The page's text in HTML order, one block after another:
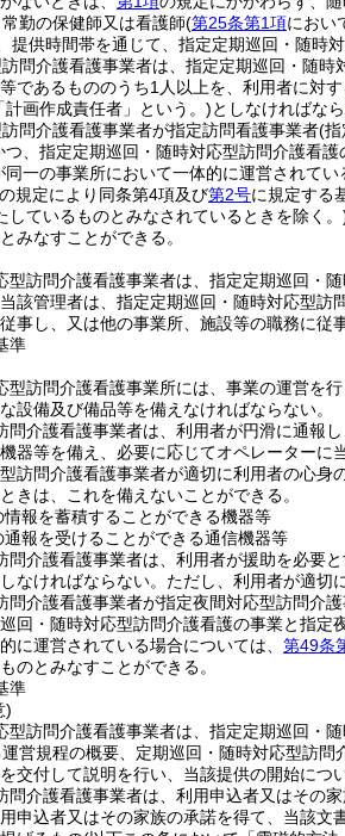
勤の保健師又は看護師(第25条第1項におい
提供時間帯を通じて、指定定期巡回・随時
問介護看護事業者は、指定定期巡回・随
であるもののうち1人以上を、利用者に対す
画作成責任者」という。)としなければなら
問介護看護事業者が指定訪問看護事業者(指
、指定定期巡回・随時対応型訪問介護看
同一の事業所において一体的に運営されて
規定により同条第4項及び第2号に規定する
しているものとみなされているときを除く。
みなすことができる。
型訪問介護看護事業者は、指定定期巡回・
該管理者は、指定定期巡回・随時対応型
事し、又は他の事業所、施設等の職務に従
準
型訪問介護看護事業所には、事業の運営を
設備及び備品等を備えなければならない。
問介護看護事業者は、利用者が円滑に通報
器等を備え、必要に応じてオペレーターに
訪問介護看護事業者が適切に利用者の心
きは、これを備えないことができる。
報を蓄積することができる機器等
報を受けることができる通信機器等
介護看護事業者は、利用者が援助を必要
なければならない。 ただし、利用者が適切
問介護看護事業者が指定夜間対応型訪問介
回・随時対応型訪問介護看護の事業と指定
に運営されている場合については、 第49条
のとみなすことができる。
準
)
型訪問介護看護事業者は、指定定期巡回・
営規程の概要、定期巡回・随時対応型訪
交付して説明を行い、当該提供の開始につ
介護看護事業者は、利用申込者又はその家
申込者又はその家族の承諾を得て、当該